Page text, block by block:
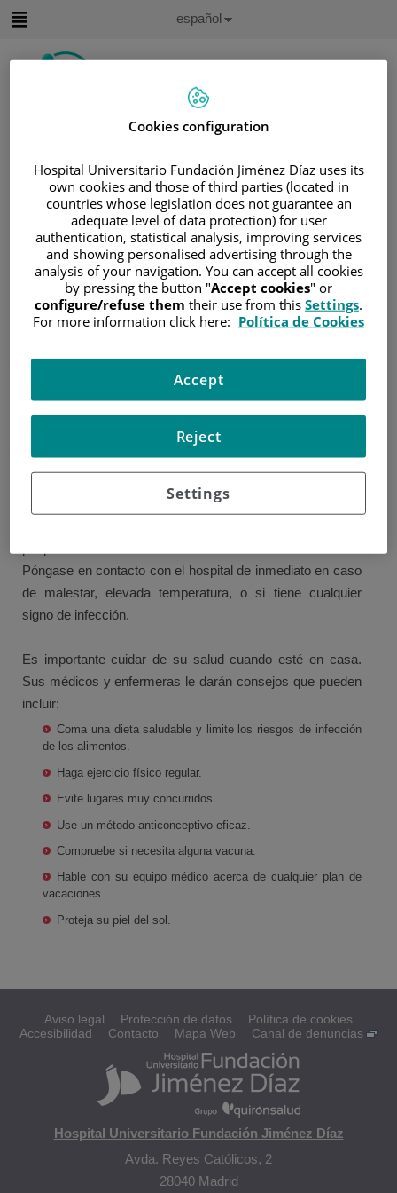
Buscar
Selector
de
idioma
Idioma
Español
Inicio/ÁREA DEL PACIENTE
SOBRE EL CÁNCER
/INFORMACIÓN Y SOPORTE AL PACIENTE
/INFORMACIÓN GENERAL / TRATAMIENTO
TRASPLANTE DE CÉLULAS MADRE Y
MÉDULA ÓSEA
¿Qué pasa después?
Una vez que sus análisis sanguíneos y los efectos
secundarios han mejorado, será capaz de volver a casa.
La recuperación puede tomar tiempo. Durante los
citas, exámenes y pruebas sanguíneas regulares.
Póngase en contacto con el hospital de inmediato en caso
de malestar, elevada temperatura, o si tiene cualquier
signo de infección.
Es importante cuidar de su salud cuando esté en casa.
Sus médicos y enfermeras le darán consejos que pueden
incluir:
Coma una dieta saludable y limite los riesgos de infección
de los alimentos.
Haga ejercicio físico regular.
Evite lugares muy concurridos.
Use un método anticonceptivo eficaz.
Compruebe si necesita alguna vacuna.
Hable con su equipo médico acerca de cualquier plan de
vacaciones.
Proteja su piel del sol.
Aviso legal Protección de datos
Política de cookies
Accesibilidad
Contacto Mapa Web Canal de denuncias
Hospital Universitario Fundación Jiménez Díaz
Avda. Reyes Católicos, 2
28040 Madrid
Cookies configuration
Hospital Universitario Fundación Jiménez Díaz uses its
own cookies and those of third parties (located in
countries whose legislation does not guarantee an
adequate level of data protection) for user
authentication, statistical analysis, improving services
and showing personalised advertising through the
analysis of your navigation. You can accept all cookies
by pressing the button "Accept cookies" or
configure/refuse them their use from this Settings.
For more information click here: Política de Cookies
Settings
Reject
Accept